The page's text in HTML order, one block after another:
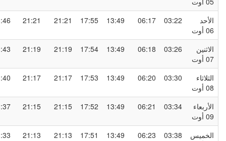
03:22
06:17
13:49
17:55
21:21
21:21
23:46
03:26
06:18
13:49
17:54
21:19
21:19
23:43
03:30
06:20
13:49
17:53
21:17
21:17
23:40
03:34
06:21
13:49
17:52
21:15
21:15
23:37
03:38
06:23
13:49
17:51
21:13
21:13
23:33